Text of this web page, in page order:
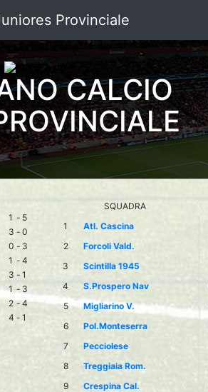
Provinciale
CALCIO
1 - 5
3 - 0
0 - 3
1 - 4
3 - 1
1 - 3
2 -4
4 - 1
SQUADRA
1
Atl. Cascina
2
Forcoli Vald.
3
Scintilla 1945
4
S.Prospero Nav
5
Migliarino V.
6
Pol.Monteserra
7
Pecciolese
8
Treggiaia Rom.
9
Crespina Cal.